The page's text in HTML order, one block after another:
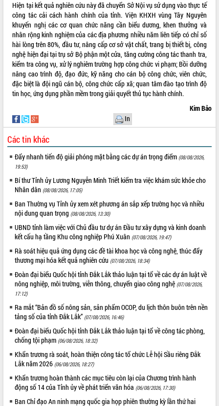
ALBUM ẢNH
LIÊN KẾT WEB
THỐNG KÊ TRUY CẬP
Hôm nay: 36329
Tất cả: 66081652
Hiện tại kết quả nghiên cứu này đã chuyển Sở Nội vụ sử dụng vào thực tế
công tác cải cách hành chính của tỉnh. Viện KHXH vùng Tây Nguyên
khuyến nghị các cơ quan chức năng cần biểu dương, khen thưởng và
nhân rộng kinh nghiệm của các địa phương nhiều năm liên tiếp có chỉ số
hài lòng trên 80%, đầu tư, nâng cấp cơ sở vật chất, trang bị thiết bị, công
nghệ hiện đại tại trụ sở Bộ phận một cửa, tăng cường công tác thanh tra,
kiểm tra công vụ, xử lý nghiêm trường hợp công chức vi phạm; Bồi dưỡng
nâng cao trình độ, đạo đức, kỹ năng cho cán bộ công chức, viên chức,
đặc biệt là đội ngũ cán bộ, công chức cấp xã; quan tâm đào tạo trình độ
tin học, ứng dụng phần mềm trong giải quyết thủ tục hành chính.
Kim Bảo
In
Các tin khác
Đẩy nhanh tiến độ giải phóng mặt bằng các dự án trọng điểm (08/08/2026,
19:53)
Bí thư Tỉnh ủy Lương Nguyễn Minh Triết kiểm tra việc khám sức khỏe cho
Nhân dân (08/08/2026, 17:05)
Ban Thường vụ Tỉnh ủy xem xét phương án sắp xếp trường học và nhiều
nội dung quan trọng (08/08/2026, 13:30)
UBND tỉnh làm việc với Chủ đầu tư dự án Đầu tư xây dựng và kinh doanh
kết cấu hạ tầng Khu công nghiệp Phú Xuân (07/08/2026, 19:47)
Rà soát hiệu quả ứng dụng các đề tài khoa học và công nghệ, thúc đẩy
thương mại hóa kết quả nghiên cứu (07/08/2026, 18:34)
Đoàn đại biểu Quốc hội tỉnh Đắk Lắk thảo luận tại tổ về các dự án luật về
nông nghiệp, môi trường, viễn thông, chuyển giao công nghệ (07/08/2026,
17:12)
Ra mắt “Bản đồ số nông sản, sản phẩm OCOP, du lịch thôn buôn trên nền
tảng số của tỉnh Đắk Lắk” (07/08/2026, 16:46)
Đoàn đại biểu Quốc hội tỉnh Đắk Lắk thảo luận tại tổ về công tác phòng,
chống tội phạm (06/08/2026, 18:32)
Khẩn trương rà soát, hoàn thiện công tác tổ chức Lễ hội Sầu riêng Đắk
Lắk năm 2026 (06/08/2026, 18:27)
Khẩn trương hoàn thành các mục tiêu còn lại của Chương trình hành
động số 14 của Tỉnh ủy về phát triển văn hóa (06/08/2026, 17:30)
Ban Chỉ đạo An ninh mạng quốc gia họp phiên thường kỳ lần thứ hai